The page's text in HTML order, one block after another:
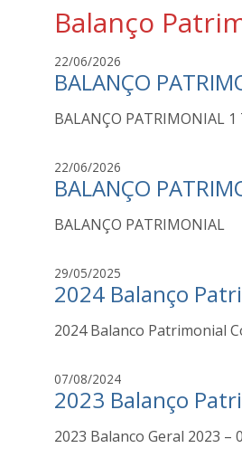
Balanço
22/06/2026S
e
m
M
a
r
i
e
s
a
e
M
u
BALANÇO
BALANÇO PATRIMONIAL 1
22/06/2026S
e
m
M
a
r
i
e
s
a
BALANÇO
BALANÇO PATRIMONIAL
29/05/2025j
o
e
a
i
a
2024 Balanço
2024 Balanco Patrimonial
07/08/2024j
o
e
2023 Balanço
2023 Balanco Geral 2023